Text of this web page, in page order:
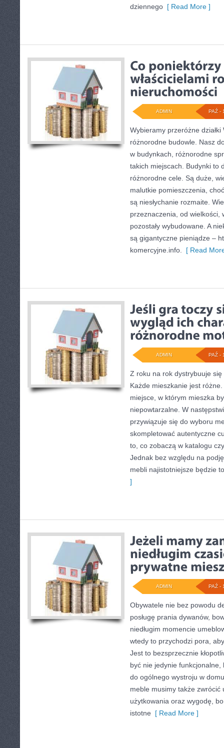
dziennego [ Read More ]
PAŹ -
ADMIN
Wybieramy przeróżne
różnorodne budowle. Nasz
w budynkach, różnorodne
takich miejscach. Budynki to
różnorodne cele. Są duże,
malutkie pomieszczenia,
są niesłychanie rozmaite.
przeznaczenia, od wielkości,
pozostały wybudowane. A
są gigantyczne pieniądze –
komercyjne.info.
[ Read
PAŹ -
ADMIN
Z roku na rok dystrybuuje
Każde mieszkanie jest
miejsce, w którym mieszka
niepowtarzalne. W
przywiązuje się do wyboru
skompletować autentyczne
to, co zobaczą w katalogu
Jednak bez względu na
mebli najistotniejsze będzie
]
PAŹ -
ADMIN
Obywatele nie bez powodu
posługę prania dywanów,
niedługim momencie
wtedy to przychodzi pora,
Jest to bezsprzecznie
być nie jedynie
do ogólnego wystroju w
meble musimy także zwrócić
użytkowania oraz wygodę,
istotne [ Read More ]